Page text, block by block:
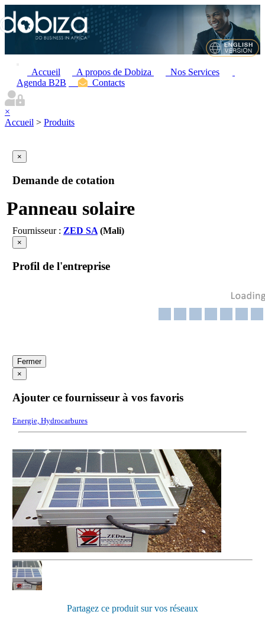
Accueil A propos de Dobiza
Nos Services
Agenda B2B
Contacts
×
Accueil > Produits
×
Demande de cotation
Panneau solaire
Fournisseur : ZED SA(Mali)
×
Profil de l'entreprise
Fermer
×
Ajouter ce fournisseur à vos favoris
Energie, Hydrocarbures
Partagez ce produit sur vos réseaux